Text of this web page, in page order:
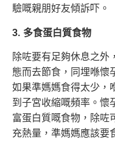
驗嘅親朋好友傾訴吓。
3. 多食蛋白質食物
除咗要有足夠休息之外
態而去節食，同埋喺懷
如果準媽媽食得太少，
到子宮收縮嘅頻率。懷
富蛋白質嘅食物，除咗
充熱量，準媽媽應該要